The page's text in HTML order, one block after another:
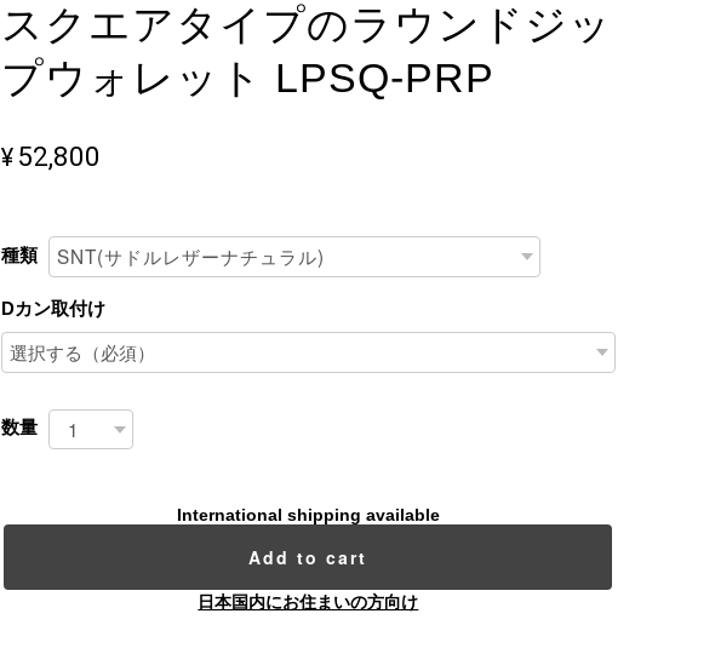
スクエアタイプのラウンドジッ
プウォレット LPSQ-PRP
¥52,800
種類
Dカン取付け
数量
International shipping available
Add to cart
日本国内にお住まいの方向け